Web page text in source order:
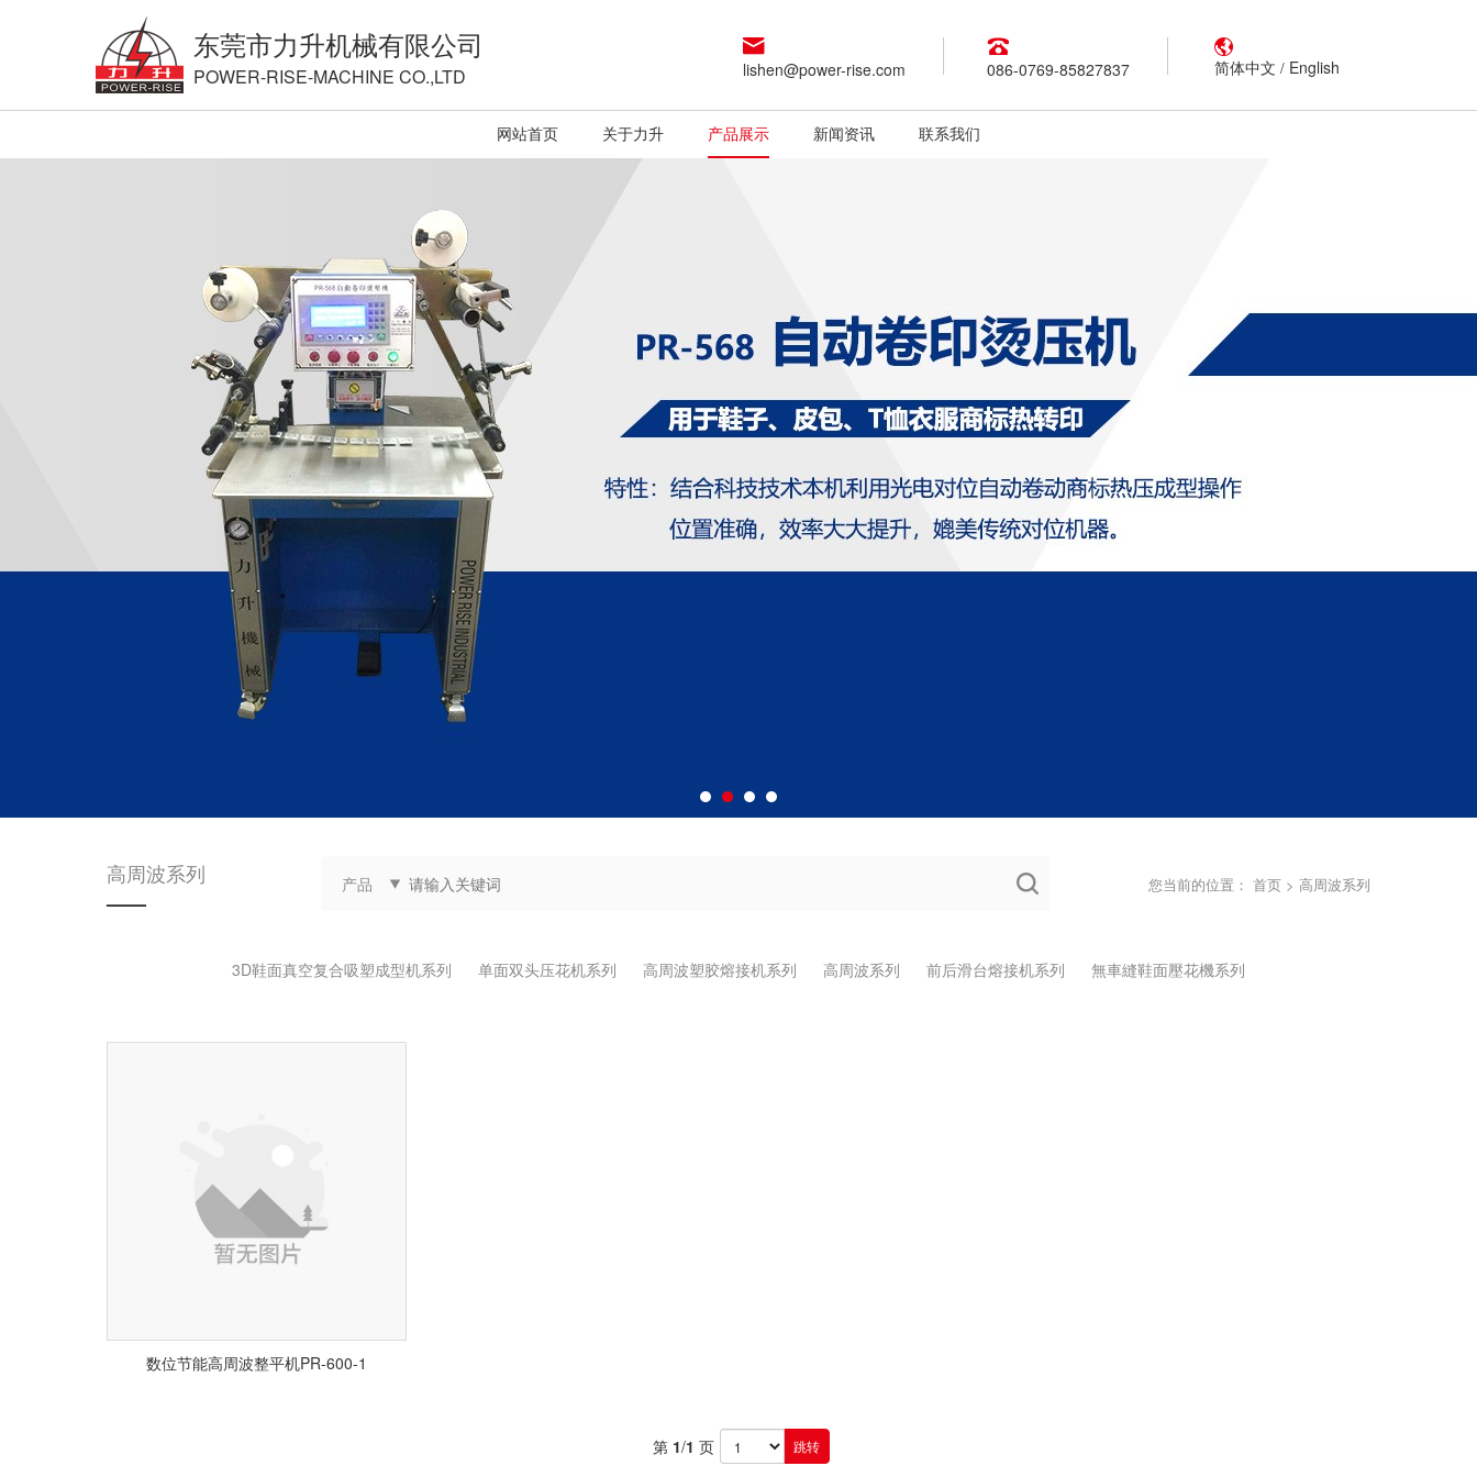
东莞市力升机械有限公司
POWER-RISE-MACHINE CO.,LTD lishen@power-rise.com 086-0769-85827837 简体中文 / English
网站首页 关于力升 产品展示 新闻资讯 联系我们
高周波系列
——
产品 您当前的位置： 首页 > 高周波系列
3D鞋面真空复合吸塑成型机系列 单面双头压花机系列 高周波塑胶熔接机系列 高周波系列 前后滑台熔接机系列 無車縫鞋面壓花機系列
数位节能高周波整平机PR-600-1
第 1/1 页 跳转